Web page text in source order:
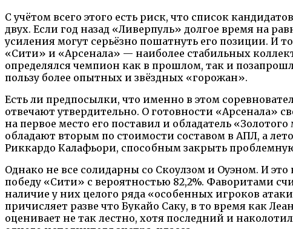
С учётом всего этого есть риск, что список
двух. Если год назад «Ливерпуль» долгое время на
усиления могут серьёзно пошатнуть его позиции. И
«Сити» и «Арсенала» — наиболее стабильных
определялся чемпион как в прошлом, так и
пользу более опытных и звёздных «горожан».
Есть ли предпосылки, что именно в этом
отвечают утвердительно. О готовности «Арсенала»
на первое место его поставил и обладатель
обладают вторым по стоимости составом в АПЛ, а
Риккардо Калафьори, способным закрыть
Однако не все солидарны со Скоулзом и Оуэном. И
победу «Сити» с вероятностью 82,2%. Фаворитами
наличие у них целого ряда «особенных игроков
причисляет разве что Букайо Саку, в то время как
оценивает не так лестно, хотя последний и